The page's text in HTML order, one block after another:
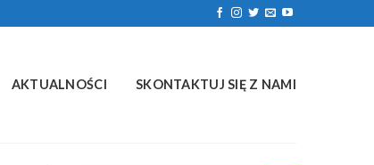
AKTUALNOŚCI SKONTAKTUJ SIĘ Z NAMI